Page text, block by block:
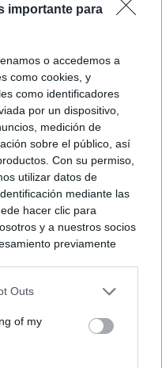
importante para
o accedemos a
como cookies, y
como identificadores
por un dispositivo,
medición de
sobre el público, así
Con su permiso,
utilizar datos de
mediante las
hacer clic para
y a nuestros socios
previamente
cuenta que algún
el derecho de
se aplicarán
Outs
of my